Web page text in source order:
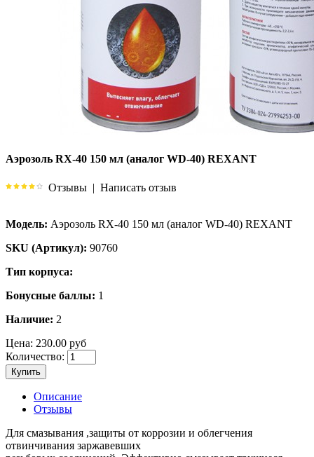
Аэрозоль RX-40 150 мл (аналог WD-40) REXANT
Отзывы | Написать отзыв
Модель: Аэрозоль RX-40 150 мл (аналог WD-40) REXANT
SKU (Артикул): 90760
Тип корпуса:
Бонусные баллы: 1
Наличие: 2
Цена: 230.00 руб
Количество:
Купить
Описание
Отзывы
Для смазывания ,защиты от коррозии и облегчения
отвинчивания заржавевших